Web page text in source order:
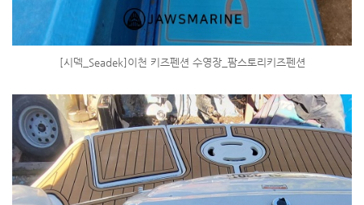
[시덱_Seadek]이천 키즈펜션 수영장_팜스토리키즈펜션